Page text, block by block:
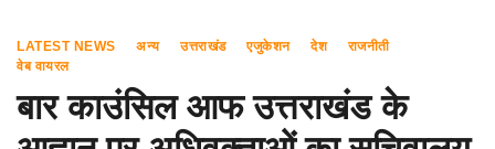
LATEST NEWS अन्य उत्तराखंड एजुकेशन देश
राजनीती
वेब वायरल
बार काउंसिल आफ उत्तराखंड के